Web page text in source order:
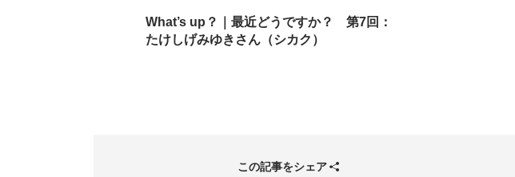
What’s up？｜最近どうですか？ 第7回：
たけしげみゆきさん（シカク）
この記事をシェア